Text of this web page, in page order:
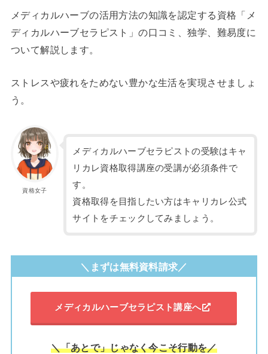
メディカルハーブの活用方法の知識を認定する資格「メ
ディカルハーブセラピスト」の口コミ、独学、難易度に
ついて解説します。
ストレスや疲れをためない豊かな生活を実現させましょ
う。
資格女子
メディカルハーブセラピストの受験はキャ
リカレ資格取得講座の受講が必須条件で
す。
資格取得を目指したい方はキャリカレ公式
サイトをチェックしてみましょう。
＼まずは無料資料請求／
メディカルハーブセラピスト講座へ
＼「あとで」じゃなく今こそ行動を／